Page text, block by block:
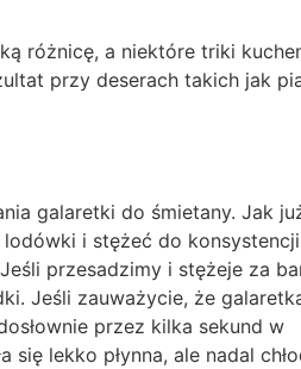
różnicę, a niektóre triki
przy deserach takich jak
galaretki do śmietany. Jak
i stężeć do
przesadzimy i stężeje za
Jeśli zauważycie, że
przez kilka sekund w
lekko płynna, ale nadal